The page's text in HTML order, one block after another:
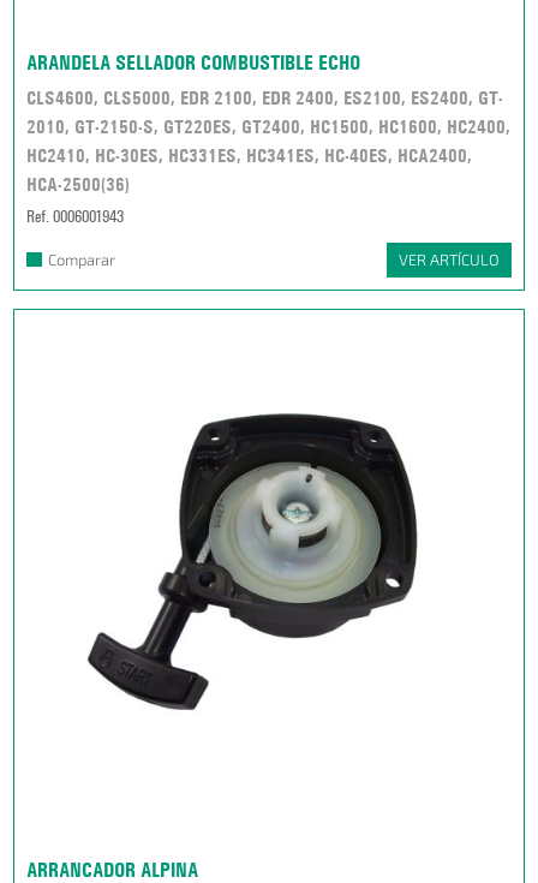
ARANDELA SELLADOR COMBUSTIBLE ECHO
CLS4600, CLS5000, EDR 2100, EDR 2400, ES2100, ES2400, GT-
2010, GT-2150-S, GT220ES, GT2400, HC1500, HC1600, HC2400,
HC2410, HC-30ES, HC331ES, HC341ES, HC-40ES, HCA2400,
HCA-2500(36)
Ref. 0006001943
Comparar VER ARTÍCULO
ARRANCADOR ALPINA